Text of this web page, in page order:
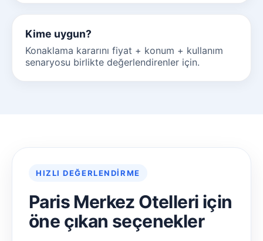
Kime uygun?
Konaklama kararını fiyat + konum + kullanım
senaryosu birlikte değerlendirenler için.
HIZLI DEĞERLENDIRME
Paris Merkez Otelleri için
öne çıkan seçenekler